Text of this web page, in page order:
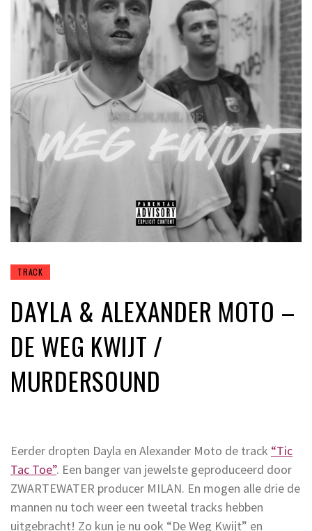
TRACK
DAYLA & ALEXANDER MOTO –
DE WEG KWIJT /
MURDERSOUND
Eerder dropten Dayla en Alexander Moto de track “Tic
Tac Toe”. Een banger van jewelste geproduceerd door
ZWARTEWATER producer MILAN. En mogen alle drie de
mannen nu toch weer een tweetal tracks hebben
uitgebracht! Zo kun je nu ook “De Weg Kwijt” en